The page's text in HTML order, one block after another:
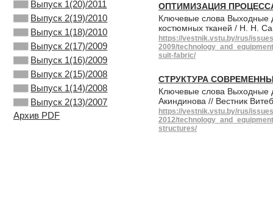
Выпуск 1(20)/2011
Выпуск 2(19)/2010
Выпуск 1(18)/2010
Выпуск 2(17)/2009
Выпуск 1(16)/2009
Выпуск 2(15)/2008
Выпуск 1(14)/2008
Выпуск 2(13)/2007
Архив PDF
ОПТИМИЗАЦИЯ
Ключевые слова Выходные
костюмных тканей / Н. Н.
https://vestnik.vstu.by/rus/
2009/
suit-fabric/
СТРУКТУРА
Ключевые слова Выходные
Акиндинова // Вестник
https://vestnik.vstu.by/rus/
2012/
structures/